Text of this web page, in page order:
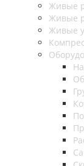
Живые
Живые
Живые